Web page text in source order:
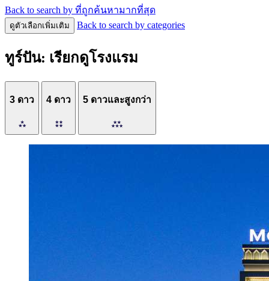
Back to search by ที่ถูกค้นหามากที่สุด
ดูตัวเลือกเพิ่มเติม Back to search by categories
ทูร์ปัน: เรียกดูโรงแรม
3 ดาว 4 ดาว 5 ดาวและสูงกว่า